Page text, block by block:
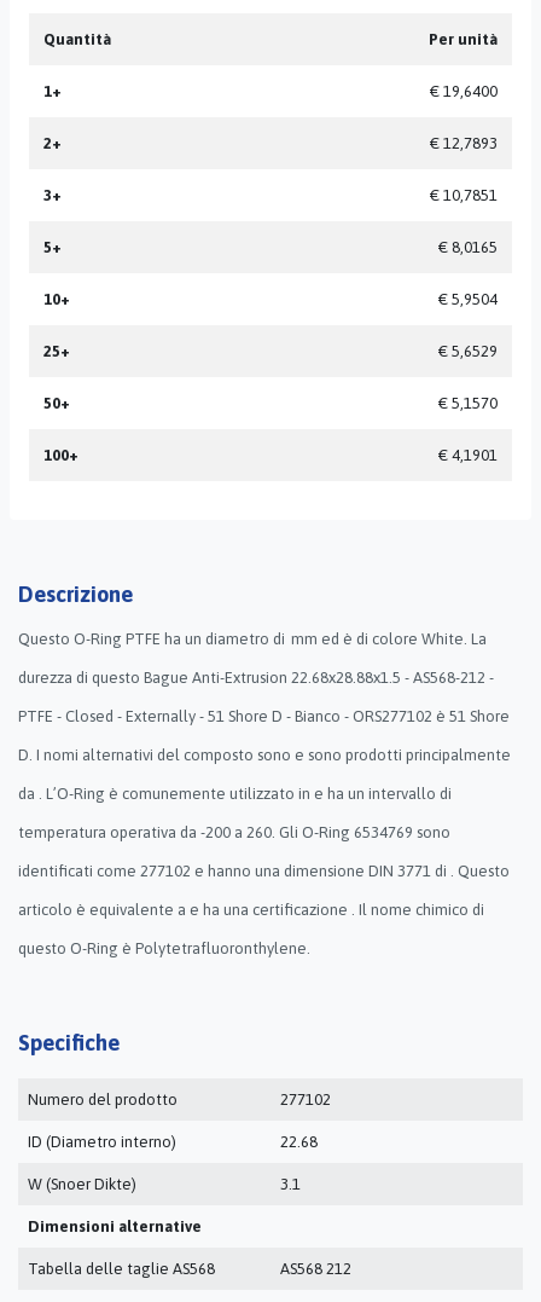
Quantità Per unità
1+ € 19,6400
2+ € 12,7893
3+ € 10,7851
5+ € 8,0165
10+ € 5,9504
25+ € 5,6529
50+ € 5,1570
100+ € 4,1901
Descrizione
Questo O-Ring PTFE ha un diametro di mm ed è di colore White. La
durezza di questo Bague Anti-Extrusion 22.68x28.88x1.5 - AS568-212 -
PTFE - Closed - Externally - 51 Shore D - Bianco - ORS277102 è 51 Shore
D. I nomi alternativi del composto sono e sono prodotti principalmente
da . L’O-Ring è comunemente utilizzato in e ha un intervallo di
temperatura operativa da -200 a 260. Gli O-Ring 6534769 sono
identificati come 277102 e hanno una dimensione DIN 3771 di . Questo
articolo è equivalente a e ha una certificazione . Il nome chimico di
questo O-Ring è Polytetrafluoronthylene.
Specifiche
Numero del prodotto 277102
ID (Diametro interno) 22.68
W (Snoer Dikte) 3.1
Dimensioni alternative
Tabella delle taglie AS568 AS568 212